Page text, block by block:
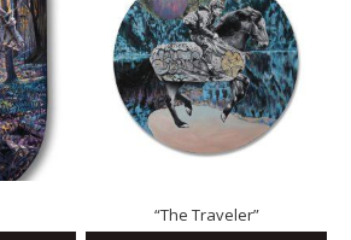
“The Traveler”